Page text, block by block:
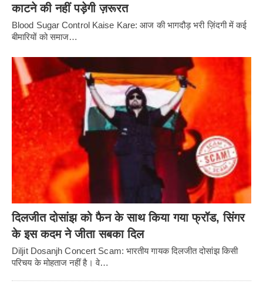
काटने की नहीं पड़ेगी ज़रूरत
Blood Sugar Control Kaise Kare: आज की भागदौड़ भरी ज़िंदगी में कई
बीमारियों को समाज…
दिलजीत दोसांझ को फैन के साथ किया गया फ्रॉड, सिंगर
के इस कदम ने जीता सबका दिल
Diljit Dosanjh Concert Scam: भारतीय गायक दिलजीत दोसांझ किसी
परिचय के मोहताज नहीं है। वे…